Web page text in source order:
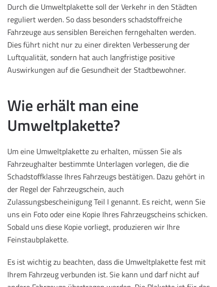
Durch die Umweltplakette soll der Verkehr in den Städten
reguliert werden. So dass besonders schadstoffreiche
Fahrzeuge aus sensiblen Bereichen ferngehalten werden.
Dies führt nicht nur zu einer direkten Verbesserung der
Luftqualität, sondern hat auch langfristige positive
Auswirkungen auf die Gesundheit der Stadtbewohner.
Wie erhält man eine
Umweltplakette?
Um eine Umweltplakette zu erhalten, müssen Sie als
Fahrzeughalter bestimmte Unterlagen vorlegen, die die
Schadstoffklasse Ihres Fahrzeugs bestätigen. Dazu gehört in
der Regel der Fahrzeugschein, auch
Zulassungsbescheinigung Teil I genannt. Es reicht, wenn Sie
uns ein Foto oder eine Kopie Ihres Fahrzeugscheins schicken.
Sobald uns diese Kopie vorliegt, produzieren wir Ihre
Feinstaubplakette.
Es ist wichtig zu beachten, dass die Umweltplakette fest mit
Ihrem Fahrzeug verbunden ist. Sie kann und darf nicht auf